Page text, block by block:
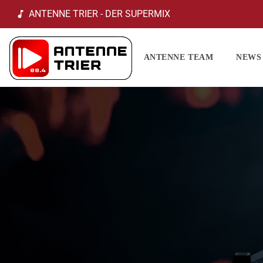
music_note ANTENNE TRIER - DER SUPERMIX
ANTENNE TEAM NEWS